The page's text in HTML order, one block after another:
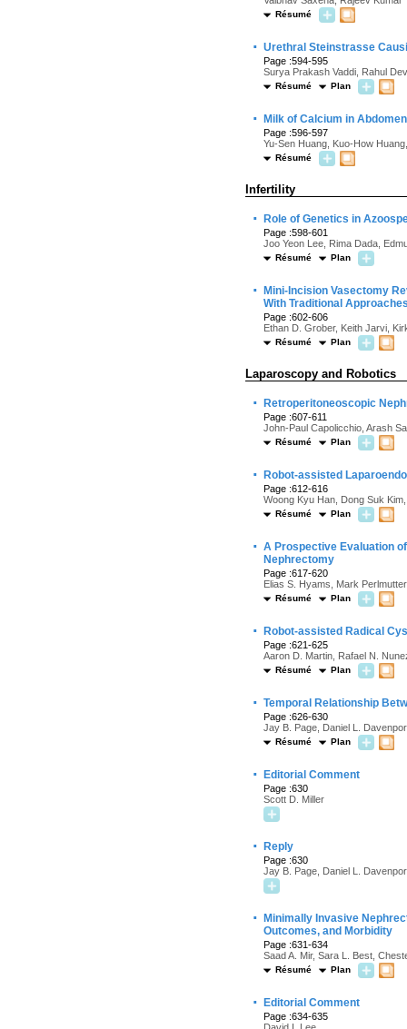
Résumé
· Urethral Steinstrasse
Page :594-595
Surya Prakash Vaddi, Rahul
Résumé Plan
· Milk of Calcium in Abdomen
Page :596-597
Yu-Sen Huang, Kuo-How
Résumé
Infertility
· Role of Genetics in
Page :598-601
Joo Yeon Lee, Rima Dada,
Résumé Plan
·
Mini-Incision Vasectomy
With Traditional
Page :602-606
Ethan D. Grober, Keith Jarvi,
Résumé Plan
Laparoscopy and Robotics
· Retroperitoneoscopic
Page :607-611
John-Paul Capolicchio, Arash
Résumé Plan
· Robot-assisted
Page :612-616
Woong Kyu Han, Dong Suk
Résumé Plan
· A Prospective Evaluation
Nephrectomy
Page :617-620
Elias S. Hyams, Mark
Résumé Plan
· Robot-assisted Radical
Page :621-625
Aaron D. Martin, Rafael N.
Résumé Plan
· Temporal Relationship
Page :626-630
Jay B. Page, Daniel L.
Résumé Plan
· Editorial Comment
Page :630
Scott D. Miller
· Reply
Page :630
Jay B. Page, Daniel L.
·
Minimally Invasive
Outcomes, and Morbidity
Page :631-634
Saad A. Mir, Sara L. Best,
Résumé Plan
· Editorial Comment
Page :634-635